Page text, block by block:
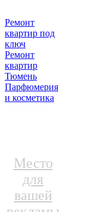
Ремонт
квартир под
ключ
Ремонт
квартир
Тюмень
Парфюмерия
и косметика
Место
для
вашей